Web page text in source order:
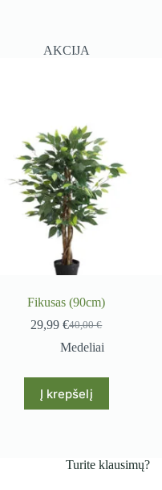
AKCIJA
Fikusas (90cm)
40,00€
Original
price
40,00 €.
29,99€Current
price
29,99 €.
Medeliai
Į krepšelį
Turite klausimų?